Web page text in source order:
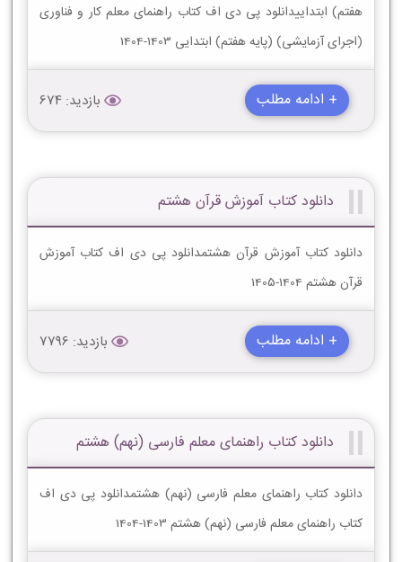
هفتم) ابتداییدانلود پی دی اف کتاب راهنمای معلم کار و فناوری
(اجرای آزمایشی) (پایه هفتم) ابتدایی 1403-1404
+ ادامه مطلب بازدید: 674
دانلود کتاب آموزش قرآن هشتم
دانلود کتاب آموزش قرآن هشتمدانلود پی دی اف کتاب آموزش
قرآن هشتم 1404-1405
+ ادامه مطلب بازدید: 7796
دانلود کتاب راهنمای معلم فارسی (نهم) هشتم
دانلود کتاب راهنمای معلم فارسی (نهم) هشتمدانلود پی دی اف
کتاب راهنمای معلم فارسی (نهم) هشتم 1403-1404